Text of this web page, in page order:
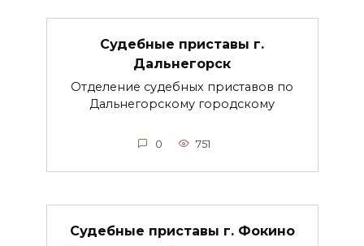
Судебные приставы г.
Дальнегорск
Отделение судебных приставов по
Дальнегорскому городскому
0 751
Судебные приставы г. Фокино